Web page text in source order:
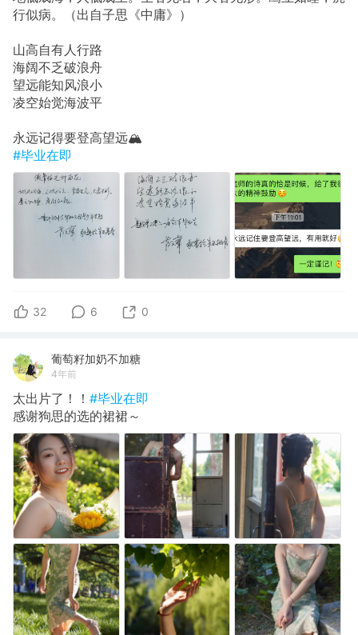
行似病。（出自子思《中庸》）
山高自有人行路
海阔不乏破浪舟
望远能知风浪小
凌空始觉海波平
永远记得要登高望远🏔
#毕业在即
32 6 0
葡萄籽加奶不加糖
4年前
太出片了！！ #毕业在即
感谢狗思的选的裙裙～